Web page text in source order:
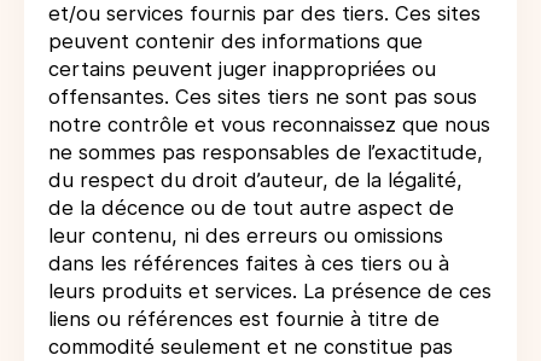
et/ou services fournis par des tiers. Ces sites
peuvent contenir des informations que
certains peuvent juger inappropriées ou
offensantes. Ces sites tiers ne sont pas sous
notre contrôle et vous reconnaissez que nous
ne sommes pas responsables de l’exactitude,
du respect du droit d’auteur, de la légalité,
de la décence ou de tout autre aspect de
leur contenu, ni des erreurs ou omissions
dans les références faites à ces tiers ou à
leurs produits et services. La présence de ces
liens ou références est fournie à titre de
commodité seulement et ne constitue pas